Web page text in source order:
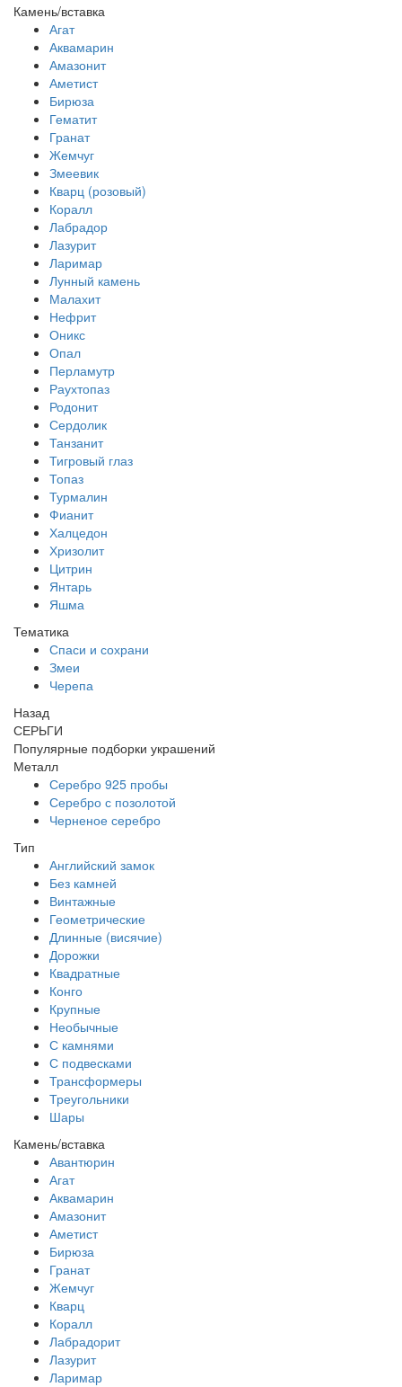
Камень/вставка
Агат
Аквамарин
Амазонит
Аметист
Бирюза
Гематит
Гранат
Жемчуг
Змеевик
Кварц (розовый)
Коралл
Лабрадор
Лазурит
Ларимар
Лунный камень
Малахит
Нефрит
Оникс
Опал
Перламутр
Раухтопаз
Родонит
Сердолик
Танзанит
Тигровый глаз
Топаз
Турмалин
Фианит
Халцедон
Хризолит
Цитрин
Янтарь
Яшма
Тематика
Спаси и сохрани
Змеи
Черепа
Назад
СЕРЬГИ
Популярные подборки украшений
Металл
Серебро 925 пробы
Серебро с позолотой
Черненое серебро
Тип
Английский замок
Без камней
Винтажные
Геометрические
Длинные (висячие)
Дорожки
Квадратные
Конго
Крупные
Необычные
С камнями
С подвесками
Трансформеры
Треугольники
Шары
Камень/вставка
Авантюрин
Агат
Аквамарин
Амазонит
Аметист
Бирюза
Гранат
Жемчуг
Кварц
Коралл
Лабрадорит
Лазурит
Ларимар